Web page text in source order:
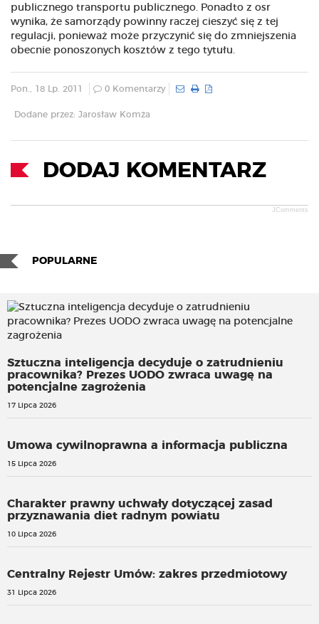
publicznego transportu publicznego. Ponadto z osr
wynika, że samorządy powinny raczej cieszyć się z tej
regulacji, ponieważ może przyczynić się do zmniejszenia
obecnie ponoszonych kosztów z tego tytułu.
Pon., 18 Lp. 2011 0 Komentarzy
Dodane przez: Jarosław Komża
DODAJ KOMENTARZ
JComments
POPULARNE
Sztuczna inteligencja decyduje o zatrudnieniu
pracownika? Prezes UODO zwraca uwagę na
potencjalne zagrożenia
17 Lipca 2026
Umowa cywilnoprawna a informacja publiczna
15 Lipca 2026
Charakter prawny uchwały dotyczącej zasad
przyznawania diet radnym powiatu
10 Lipca 2026
Centralny Rejestr Umów: zakres przedmiotowy
31 Lipca 2026